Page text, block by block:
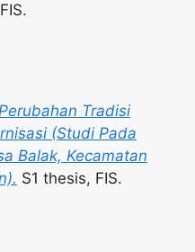
Tradisi
(Studi Pada
Balak, Kecamatan
S1 thesis, FIS.